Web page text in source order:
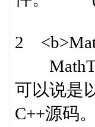
2
可以说是
C++源码